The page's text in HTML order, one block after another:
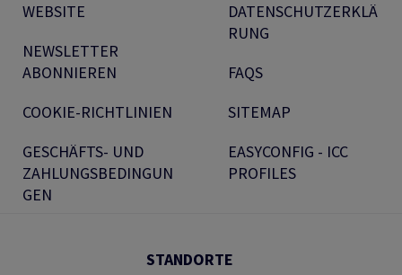
WEBSITE
NEWSLETTER
ABONNIEREN
COOKIE-RICHTLINIEN
GESCHÄFTS- UND
ZAHLUNGSBEDINGUN
GEN
DATENSCHUTZERKLÄ
RUNG
FAQS
SITEMAP
EASYCONFIG - ICC
PROFILES
STANDORTE